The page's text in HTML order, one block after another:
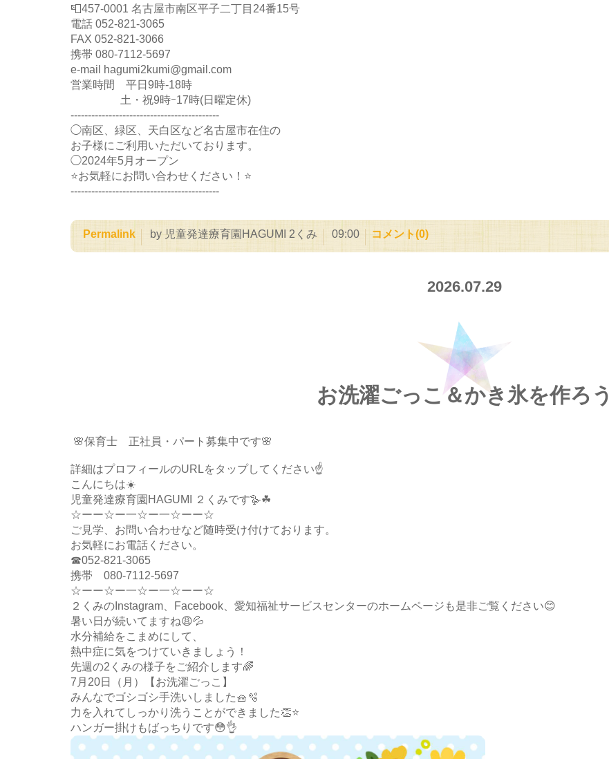
📮457-0001 名古屋市南区平子二丁目24番15号
電話 052-821-3065
FAX 052-821-3066
携帯 080-7112-5697
e-mail hagumi2kumi@gmail.com
営業時間 平日9時-18時
土・祝9時ｰ17時(日曜定休)
-------------------------------------------
◯南区、緑区、天白区など名古屋市在住の
お子様にご利用いただいております。
◯2024年5月オープン
⭐お気軽にお問い合わせください！⭐
-------------------------------------------
Permalink by 児童発達療育園HAGUMI 2くみ 09:00 コメント(0)
2026.07.29
お洗濯ごっこ＆かき氷を作ろう
🌸保育士 正社員・パート募集中です🌸
詳細はプロフィールのURLをタップしてください☝️
こんにちは☀️
児童発達療育園HAGUMI ２くみです🪿☘
☆ーー☆ー一☆ー一☆ーー☆
ご見学、お問い合わせなど随時受け付けております。
お気軽にお電話ください。
☎052-821-3065
携帯 080-7112-5697
☆ーー☆ー一☆ー一☆ーー☆
２くみのInstagram、Facebook、愛知福祉サービスセンターのホームページも是非ご覧ください😊
暑い日が続いてますね😩💦
水分補給をこまめにして、
熱中症に気をつけていきましょう！
先週の2くみの様子をご紹介します🌈
7月20日（月）【お洗濯ごっこ】
みんなでゴシゴシ手洗いしました🧺🫧
力を入れてしっかり洗うことができました👏⭐️
ハンガー掛けもばっちりです😳👌